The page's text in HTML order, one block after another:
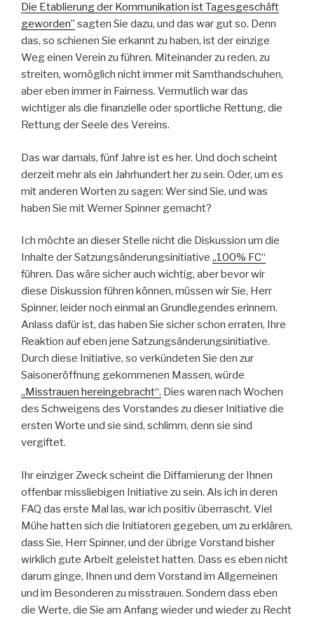
Die Etablierung der Kommunikation ist Tagesgeschäft
geworden” sagten Sie dazu, und das war gut so. Denn
das, so schienen Sie erkannt zu haben, ist der einzige
Weg einen Verein zu führen. Miteinander zu reden, zu
streiten, womöglich nicht immer mit Samthandschuhen,
aber eben immer in Fairness. Vermutlich war das
wichtiger als die finanzielle oder sportliche Rettung, die
Rettung der Seele des Vereins.
Das war damals, fünf Jahre ist es her. Und doch scheint
derzeit mehr als ein Jahrhundert her zu sein. Oder, um es
mit anderen Worten zu sagen: Wer sind Sie, und was
haben Sie mit Werner Spinner gemacht?
Ich möchte an dieser Stelle nicht die Diskussion um die
Inhalte der Satzungsänderungsinitiative „100% FC“
führen. Das wäre sicher auch wichtig, aber bevor wir
diese Diskussion führen können, müssen wir Sie, Herr
Spinner, leider noch einmal an Grundlegendes erinnern.
Anlass dafür ist, das haben Sie sicher schon erraten, Ihre
Reaktion auf eben jene Satzungsänderungsinitiative.
Durch diese Initiative, so verkündeten Sie den zur
Saisoneröffnung gekommenen Massen, würde
„Misstrauen hereingebracht“. Dies waren nach Wochen
des Schweigens des Vorstandes zu dieser Initiative die
ersten Worte und sie sind, schlimm, denn sie sind
vergiftet.
Ihr einziger Zweck scheint die Diffamierung der Ihnen
offenbar missliebigen Initiative zu sein. Als ich in deren
FAQ das erste Mal las, war ich positiv überrascht. Viel
Mühe hatten sich die Initiatoren gegeben, um zu erklären,
dass Sie, Herr Spinner, und der übrige Vorstand bisher
wirklich gute Arbeit geleistet hatten. Dass es eben nicht
darum ginge, Ihnen und dem Vorstand im Allgemeinen
und im Besonderen zu misstrauen. Sondern dass eben
die Werte, die Sie am Anfang wieder und wieder zu Recht